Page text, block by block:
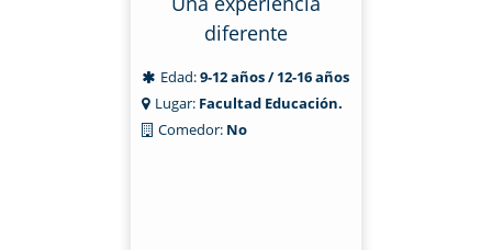
diferente
Edad:9-12 años / 12-16 años
Lugar: Facultad Educación.
Comedor: No